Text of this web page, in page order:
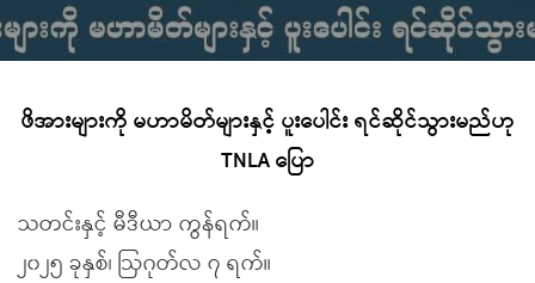
ဖိအားများကို မဟာမိတ်များနှင့် ပူးပေါင်း ရင်ဆိုင်သွားမည်ဟု
TNLA ပြော
သတင်းနှင့် မီဒီယာ ကွန်ရက်။
၂၀၂၅ ခုနှစ်၊ ဩဂုတ်လ ၇ ရက်။